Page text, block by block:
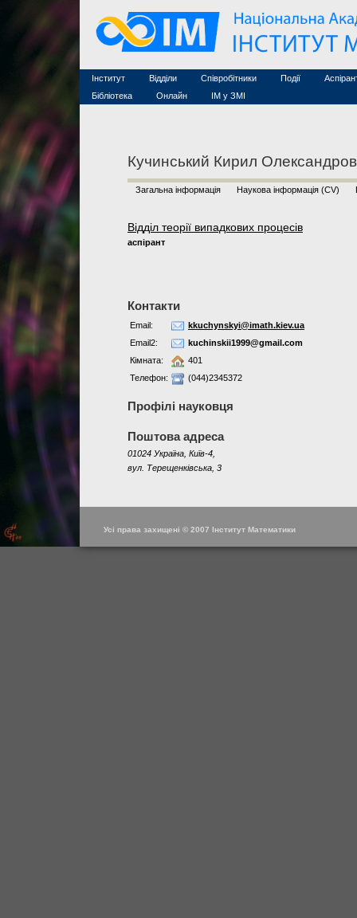
Інститут
Конкурси на посади
Науково-організаційна робота
Відділи Співробітники
Асоційовані дослідники
Технічний персонал
Події
Конференції
Курси з
Бібліотека
MathSciNet
Публікації
Онлайн
ІМ у ЗМІ
Кучинський Кирил
Загальна інформація Наукова інформація (CV)
Відділ теорії випадкових процесів
аспірант
Контакти
Email:
kkuchynskyi@imath.kiev.ua
Email2:
kuchinskii1999@gmail.com
Кімната:
401
Телефон:
(044)2345372
Профілі науковця
Поштова адреса
01024 Україна, Київ-4,
вул. Терещенківська, 3
Усі права захищені © 2007 Інститут Математики